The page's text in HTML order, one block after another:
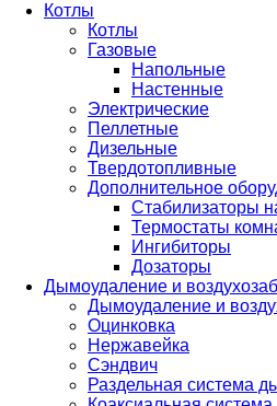
Котлы
Котлы
Газовые
Напольные
Настенные
Электрические
Пеллетные
Дизельные
Твердотопливные
Дополнительное
Стабилизаторы
Термостаты
Ингибиторы
Дозаторы
Дымоудаление и
Дымоудаление и
Оцинковка
Нержавейка
Сэндвич
Раздельная система